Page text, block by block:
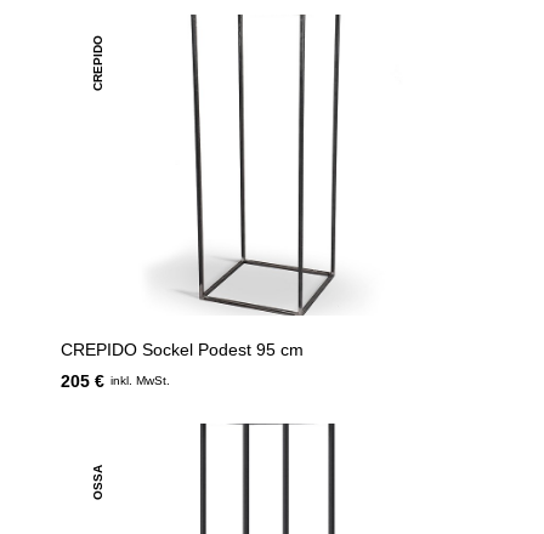
CREPIDO
CREPIDO Sockel Podest 95 cm
205 € inkl. MwSt.
OSSA